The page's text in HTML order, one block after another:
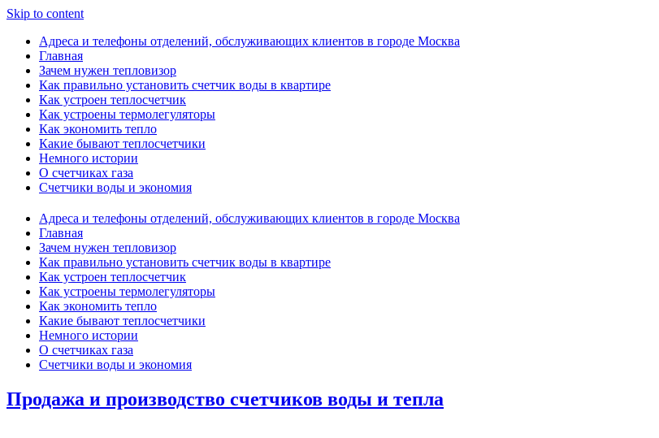
Skip to content
Адреса и телефоны отделений, обслуживающих клиентов в городе Москва
Главная
Зачем нужен тепловизор
Как правильно установить счетчик воды в квартире
Как устроен теплосчетчик
Как устроены термолегуляторы
Как экономить тепло
Какие бывают теплосчетчики
Немного истории
О счетчиках газа
Счетчики воды и экономия
Адреса и телефоны отделений, обслуживающих клиентов в городе Москва
Главная
Зачем нужен тепловизор
Как правильно установить счетчик воды в квартире
Как устроен теплосчетчик
Как устроены термолегуляторы
Как экономить тепло
Какие бывают теплосчетчики
Немного истории
О счетчиках газа
Счетчики воды и экономия
Продажа и производство счетчиков воды и тепла